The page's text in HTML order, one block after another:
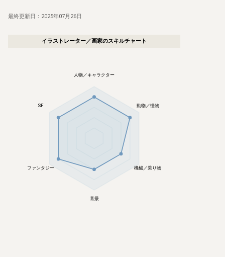
最終更新日： 2025年07月26日
イラストレーター／画家のスキルチャート
人物／キャラクター
動物／怪物
機械／乗り物
背景
ファンタジー
SF